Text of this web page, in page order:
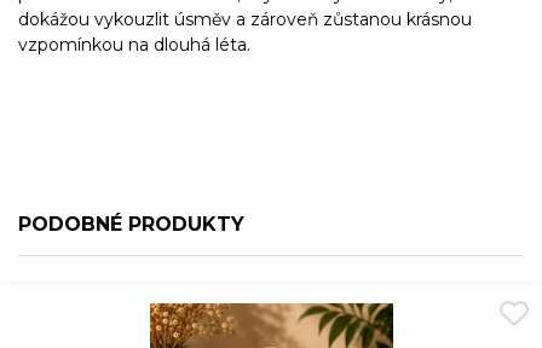
dokážou vykouzlit úsměv a zároveň zůstanou krásnou
vzpomínkou na dlouhá léta.
PODOBNÉ PRODUKTY